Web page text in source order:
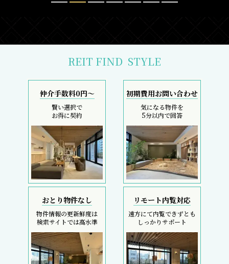
REIT FIND STYLE
仲介手数料0円～
賢い選択で
お得に契約
初期費用お問い合わせ
気になる物件を
5分以内で回答
おとり物件なし
物件情報の更新鮮度は
検索サイトでは高水準
リモート内覧対応
遠方にて内覧できずとも
しっかりサポート